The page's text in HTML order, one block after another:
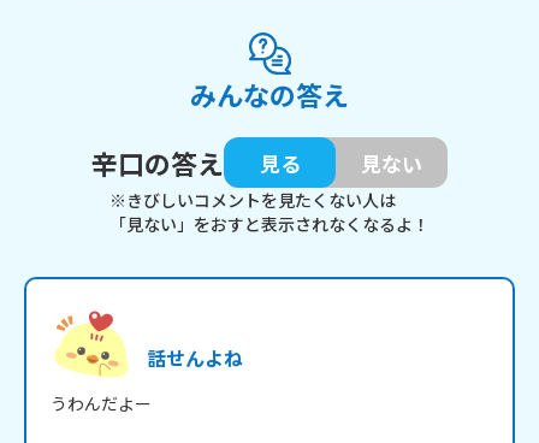
みんなの答え
辛口の答え
見る 見ない
※きびしいコメントを見たくない人は
「見ない」をおすと表示されなくなるよ！
話せんよね
うわんだよー